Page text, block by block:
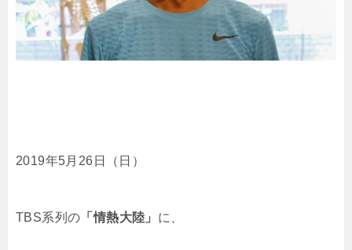
2019年5月26日（日）
TBS系列の 「情熱大陸」 に、